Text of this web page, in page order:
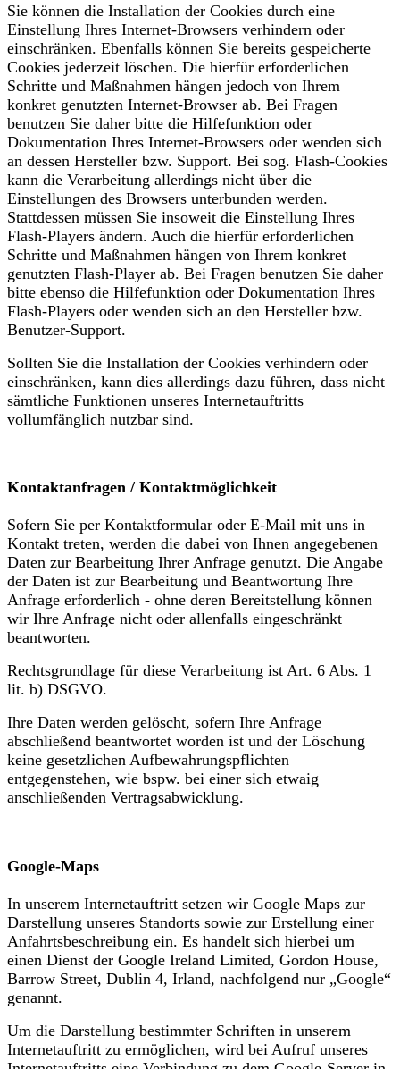
Sie können die Installation der Cookies durch eine
Einstellung Ihres Internet-Browsers verhindern oder
einschränken. Ebenfalls können Sie bereits gespeicherte
Cookies jederzeit löschen. Die hierfür erforderlichen
Schritte und Maßnahmen hängen jedoch von Ihrem
konkret genutzten Internet-Browser ab. Bei Fragen
benutzen Sie daher bitte die Hilfefunktion oder
Dokumentation Ihres Internet-Browsers oder wenden sich
an dessen Hersteller bzw. Support. Bei sog. Flash-Cookies
kann die Verarbeitung allerdings nicht über die
Einstellungen des Browsers unterbunden werden.
Stattdessen müssen Sie insoweit die Einstellung Ihres
Flash-Players ändern. Auch die hierfür erforderlichen
Schritte und Maßnahmen hängen von Ihrem konkret
genutzten Flash-Player ab. Bei Fragen benutzen Sie daher
bitte ebenso die Hilfefunktion oder Dokumentation Ihres
Flash-Players oder wenden sich an den Hersteller bzw.
Benutzer-Support.
Sollten Sie die Installation der Cookies verhindern oder
einschränken, kann dies allerdings dazu führen, dass nicht
sämtliche Funktionen unseres Internetauftritts
vollumfänglich nutzbar sind.
Kontaktanfragen / Kontaktmöglichkeit
Sofern Sie per Kontaktformular oder E-Mail mit uns in
Kontakt treten, werden die dabei von Ihnen angegebenen
Daten zur Bearbeitung Ihrer Anfrage genutzt. Die Angabe
der Daten ist zur Bearbeitung und Beantwortung Ihre
Anfrage erforderlich - ohne deren Bereitstellung können
wir Ihre Anfrage nicht oder allenfalls eingeschränkt
beantworten.
Rechtsgrundlage für diese Verarbeitung ist Art. 6 Abs. 1
lit. b) DSGVO.
Ihre Daten werden gelöscht, sofern Ihre Anfrage
abschließend beantwortet worden ist und der Löschung
keine gesetzlichen Aufbewahrungspflichten
entgegenstehen, wie bspw. bei einer sich etwaig
anschließenden Vertragsabwicklung.
Google-Maps
In unserem Internetauftritt setzen wir Google Maps zur
Darstellung unseres Standorts sowie zur Erstellung einer
Anfahrtsbeschreibung ein. Es handelt sich hierbei um
einen Dienst der Google Ireland Limited, Gordon House,
Barrow Street, Dublin 4, Irland, nachfolgend nur „Google“
genannt.
Um die Darstellung bestimmter Schriften in unserem
Internetauftritt zu ermöglichen, wird bei Aufruf unseres